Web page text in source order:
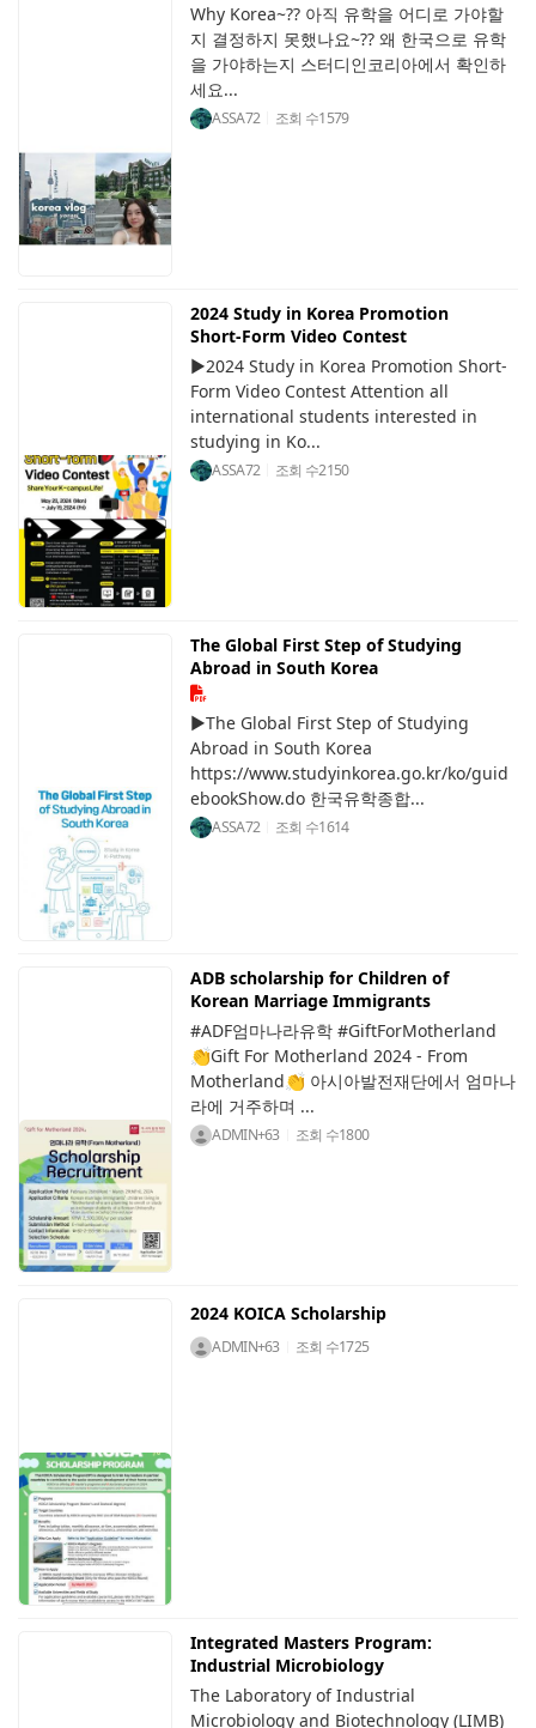
Why Korea~?? 아직 유학을 어디로 가야할
지 결정하지 못했나요~?? 왜 한국으로 유학
을 가야하는지 스터디인코리아에서 확인하
세요...
ASSA72 조회 수1579
2024 Study in Korea Promotion
Short-Form Video Contest
▶2024 Study in Korea Promotion Short-
Form Video Contest Attention all
international students interested in
studying in Ko...
ASSA72 조회 수2150
The Global First Step of Studying
Abroad in South Korea
▶The Global First Step of Studying
Abroad in South Korea
https://www.studyinkorea.go.kr/ko/guid
ebookShow.do 한국유학종합...
ASSA72 조회 수1614
ADB scholarship for Children of
Korean Marriage Immigrants
#ADF엄마나라유학 #GiftForMotherland
👏Gift For Motherland 2024 - From
Motherland👏 아시아발전재단에서 엄마나
라에 거주하며 ...
ADMIN+63 조회 수1800
2024 KOICA Scholarship
ADMIN+63 조회 수1725
Integrated Masters Program:
Industrial Microbiology
The Laboratory of Industrial
Microbiology and Biotechnology (LIMB)